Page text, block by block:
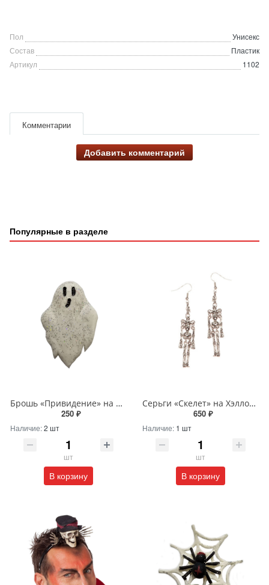
Пол
Унисекс
Состав
Пластик
Артикул
1102
Комментарии
Добавить комментарий
Популярные в разделе
Брошь «Привидение» на Хэллоуин
250 ₽
Наличие:2 шт
шт
В корзину
Серьги «Скелет» на Хэллоуин
650 ₽
Наличие: 1 шт
шт
В корзину